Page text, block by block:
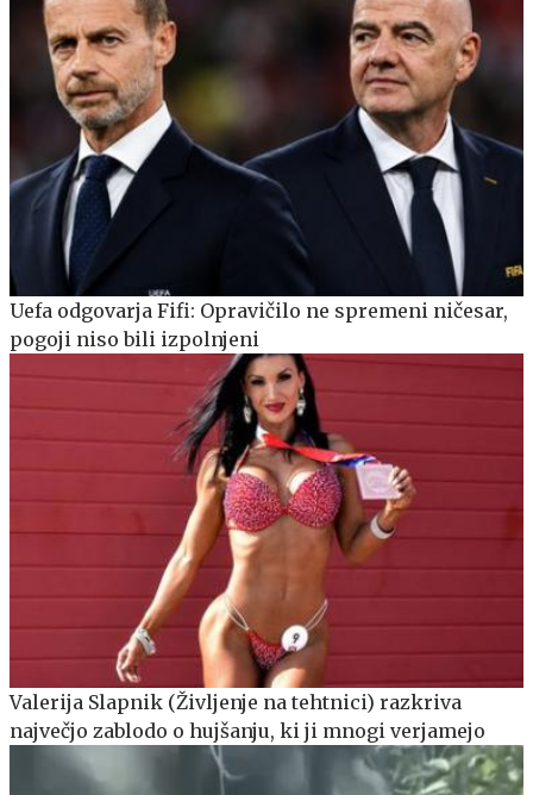
Uefa odgovarja Fifi: Opravičilo ne spremeni ničesar,
pogoji niso bili izpolnjeni
Valerija Slapnik (Življenje na tehtnici) razkriva
največjo zablodo o hujšanju, ki ji mnogi verjamejo